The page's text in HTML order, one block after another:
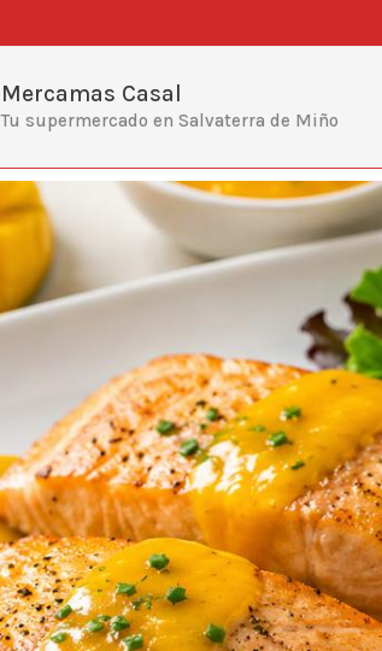
Mercamas Casal
Tu supermercado en Salvaterra de Miño